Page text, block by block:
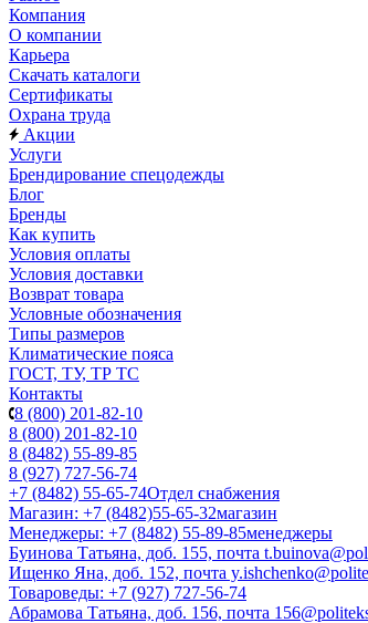
Компания
О компании
Карьера
Cкачать каталоги
Сертификаты
Охрана труда
Акции
Услуги
Брендирование спецодежды
Блог
Бренды
Как купить
Условия оплаты
Условия доставки
Возврат товара
Условные обозначения
Типы размеров
Климатические пояса
ГОСТ, ТУ, ТР ТС
Контакты
8 (800) 201-82-10
8 (800) 201-82-10
8 (8482) 55-89-85
8 (927) 727-56-74
+7 (8482) 55-65-74Отдел снабжения
Магазин: +7 (8482)55-65-32магазин
Менеджеры: +7 (8482) 55-89-85менеджеры
Буинова Татьяна, доб. 155, почта
Ищенко Яна, доб. 152, почта
Товароведы: +7 (927) 727-56-74
Абрамова Татьяна, доб. 156, почта